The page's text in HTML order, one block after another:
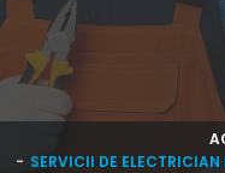
SERVICII DE